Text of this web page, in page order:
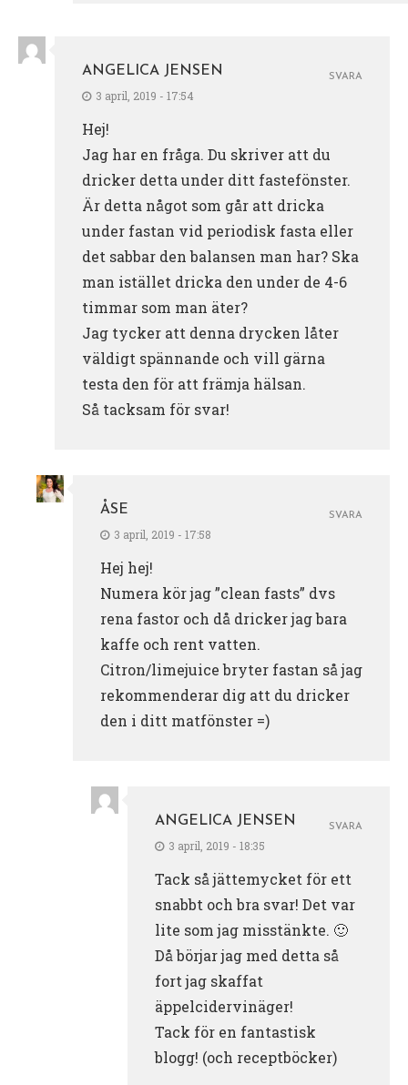
ANGELICA JENSEN
3 april, 2019 - 17:54
Hej!
Jag har en fråga. Du skriver att du
dricker detta under ditt fastefönster.
Är detta något som går att dricka
under fastan vid periodisk fasta eller
det sabbar den balansen man har? Ska
man istället dricka den under de 4-6
timmar som man äter?
Jag tycker att denna drycken låter
väldigt spännande och vill gärna
testa den för att främja hälsan.
Så tacksam för svar!
SVARA
ÅSE
3 april, 2019 - 17:58
Hej hej!
Numera kör jag ”clean fasts” dvs
rena fastor och då dricker jag bara
kaffe och rent vatten.
Citron/limejuice bryter fastan så jag
rekommenderar dig att du dricker
den i ditt matfönster =)
SVARA
ANGELICA JENSEN
3 april, 2019 - 18:35
Tack så jättemycket för ett
snabbt och bra svar! Det var
lite som jag misstänkte. 🙂
Då börjar jag med detta så
fort jag skaffat
äppelcidervinäger!
Tack för en fantastisk
blogg! (och receptböcker)
SVARA